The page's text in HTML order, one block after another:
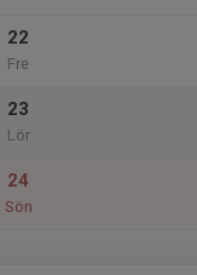
22
Fre
23
Lör
24
Sön